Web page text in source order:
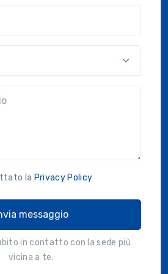
la Privacy Policy
messaggio
in contatto con la sede più
vicina a te.